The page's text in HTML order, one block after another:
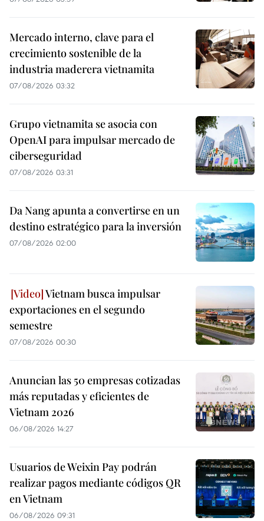
Mercado interno, clave para el
crecimiento sostenible de la
industria maderera vietnamita
07/08/2026 03:32
Grupo vietnamita se asocia con
OpenAI para impulsar mercado de
ciberseguridad
07/08/2026 03:31
Da Nang apunta a convertirse en un
destino estratégico para la inversión
07/08/2026 02:00
Vietnam busca impulsar
exportaciones en el segundo
semestre
07/08/2026 00:30
Anuncian las 50 empresas cotizadas
más reputadas y eficientes de
Vietnam 2026
06/08/2026 14:27
Usuarios de Weixin Pay podrán
realizar pagos mediante códigos QR
en Vietnam
06/08/2026 09:31